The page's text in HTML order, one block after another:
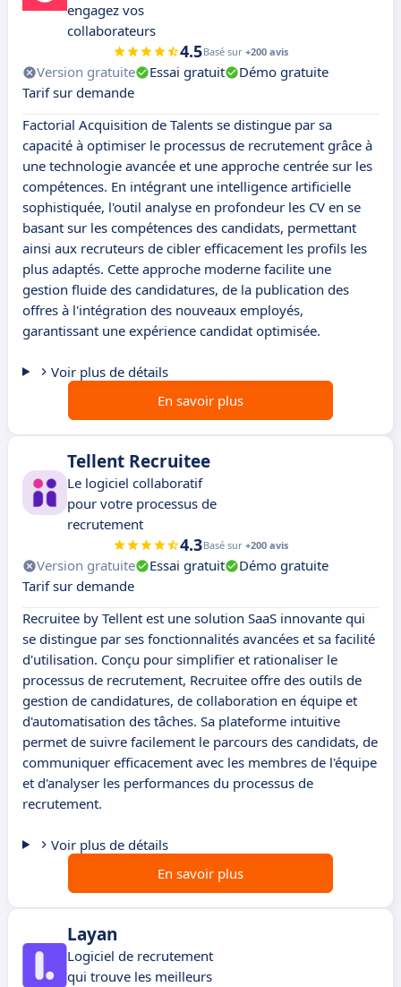
engagez vos
collaborateurs
4.5Basé sur +200 avis
Version gratuite Essai gratuit
Démo gratuite
Tarif sur demande
Factorial Acquisition de Talents se distingue par sa
capacité à optimiser le processus de recrutement grâce à
une technologie avancée et une approche centrée sur les
compétences. En intégrant une intelligence artificielle
sophistiquée, l'outil analyse en profondeur les CV en se
basant sur les compétences des candidats, permettant
ainsi aux recruteurs de cibler efficacement les profils les
plus adaptés. Cette approche moderne facilite une
gestion fluide des candidatures, de la publication des
offres à l'intégration des nouveaux employés,
garantissant une expérience candidat optimisée.
Voir plus de détails
En savoir plus
Tellent Recruitee
Le logiciel collaboratif
pour votre processus de
recrutement
4.3Basé sur +200 avis
Version gratuite Essai gratuit
Démo gratuite
Tarif sur demande
Recruitee by Tellent est une solution SaaS innovante qui
se distingue par ses fonctionnalités avancées et sa facilité
d'utilisation. Conçu pour simplifier et rationaliser le
processus de recrutement, Recruitee offre des outils de
gestion de candidatures, de collaboration en équipe et
d'automatisation des tâches. Sa plateforme intuitive
permet de suivre facilement le parcours des candidats, de
communiquer efficacement avec les membres de l'équipe
et d'analyser les performances du processus de
recrutement.
Voir plus de détails
En savoir plus
Layan
Logiciel de recrutement
qui trouve les meilleurs